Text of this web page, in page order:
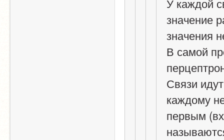
значение
значения
В самой
Связи
каждому
первым